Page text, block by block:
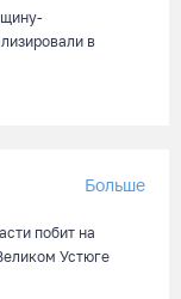
в
Больше
побит на
Устюге